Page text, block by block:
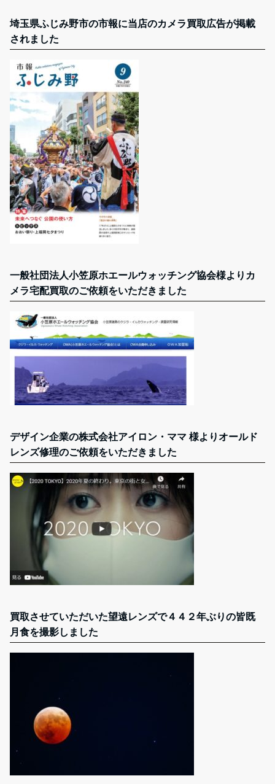
埼玉県ふじみ野市の市報に当店のカメラ買取広告が掲載
されました
一般社団法人小笠原ホエールウォッチング協会様よりカ
メラ宅配買取のご依頼をいただきました
デザイン企業の株式会社アイロン・ママ 様よりオールド
レンズ修理のご依頼をいただきました
買取させていただいた望遠レンズで４４２年ぶりの皆既
月食を撮影しました